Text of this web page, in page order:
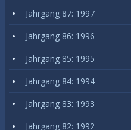
Jahrgang 87: 1997
Jahrgang 86: 1996
Jahrgang 85: 1995
Jahrgang 84: 1994
Jahrgang 83: 1993
Jahrgang 82: 1992